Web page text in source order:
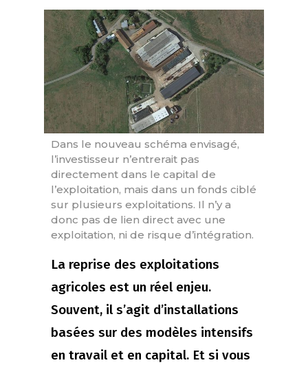
Dans le nouveau schéma envisagé,
l’investisseur n’entrerait pas
directement dans le capital de
l’exploitation, mais dans un fonds ciblé
sur plusieurs exploitations. Il n’y a
donc pas de lien direct avec une
exploitation, ni de risque d’intégration.
La reprise des exploitations
agricoles est un réel enjeu.
Souvent, il s’agit d’installations
basées sur des modèles intensifs
en travail et en capital. Et si vous